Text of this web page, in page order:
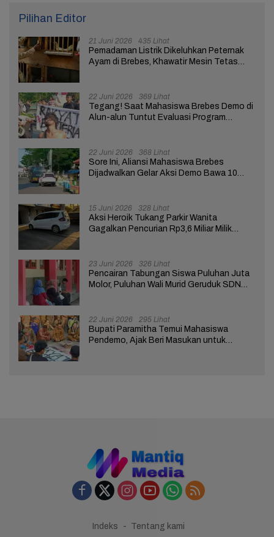
Pilihan Editor
21 Juni 2026 435 Lihat
Pemadaman Listrik Dikeluhkan Peternak
Ayam di Brebes, Khawatir Mesin Tetas
22 Juni 2026 369 Lihat
Tegang! Saat Mahasiswa Brebes Demo di
Alun-alun Tuntut Evaluasi Program
22 Juni 2026 368 Lihat
Sore Ini, Aliansi Mahasiswa Brebes
Dijadwalkan Gelar Aksi Demo Bawa 10
15 Juni 2026 328 Lihat
Aksi Heroik Tukang Parkir Wanita
Gagalkan Pencurian Rp3,6 Miliar Milik
23 Juni 2026 326 Lihat
Pencairan Tabungan Siswa Puluhan Juta
Molor, Puluhan Wali Murid Geruduk SDN
22 Juni 2026 295 Lihat
Bupati Paramitha Temui Mahasiswa
Pendemo, Ajak Beri Masukan untuk
Indeks
Tentang kami